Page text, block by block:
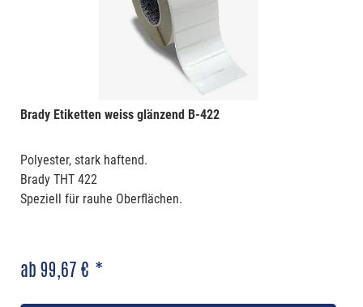
Brady Etiketten weiss glänzend B-422
Polyester, stark haftend.
Brady THT 422
Speziell für rauhe Oberflächen.
ab 99,67 € *